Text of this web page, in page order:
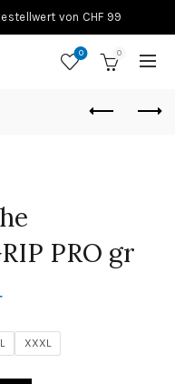
von CHF 99
0 0
PRO gr
XXXL